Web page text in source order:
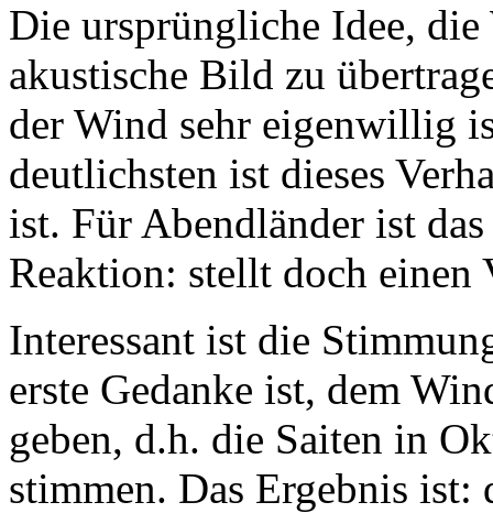
Die ursprüngliche Idee,
akustische Bild zu
der Wind sehr eigenwillig
deutlichsten ist dieses
ist. Für Abendländer ist
Reaktion: stellt doch einen
Interessant ist die
erste Gedanke ist, dem
geben, d.h. die Saiten in
stimmen. Das Ergebnis